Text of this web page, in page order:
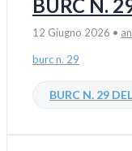
BURC N.
12 Giugno 2026 •
burc n. 29
BURC N. 29